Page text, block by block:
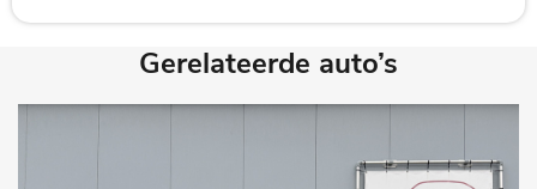
Gerelateerde auto’s